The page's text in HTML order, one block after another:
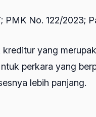
PMK No. 122/2023;
kreditur yang
perkara yang
lebih panjang.